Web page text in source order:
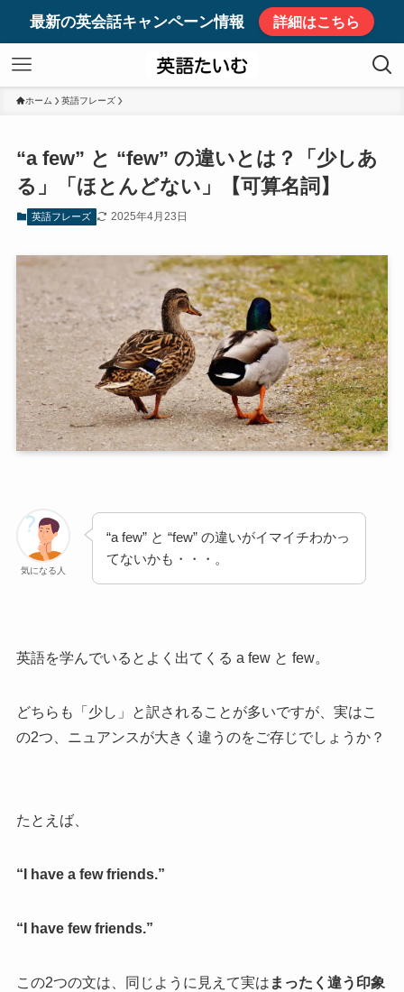
最新の英会話キャンペーン情報 詳細はこちら
ホーム 英語フレーズ
“a few” と “few” の違いとは？「少しあ
る」「ほとんどない」【可算名詞】
英語フレーズ 2025年4月23日
気になる人
“a few” と “few” の違いがイマイチわかっ
てないかも・・・。
英語を学んでいるとよく出てくる a few と few。
どちらも「少し」と訳されることが多いですが、実はこ
の2つ、ニュアンスが大きく違うのをご存じでしょうか？
たとえば、
“I have a few friends.”
“I have few friends.”
この2つの文は、同じように見えて実は まったく違う印象